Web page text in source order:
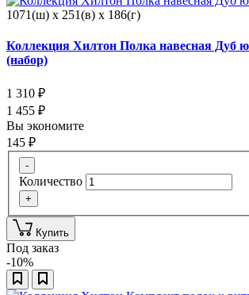
1071(ш) x 251(в) x 186(г)
Коллекция Хилтон Полка навесная Дуб
(набор)
1 310 ₽
1 455 ₽
Вы экономите
145 ₽
-
Количество
+
Купить
Под заказ
-10%